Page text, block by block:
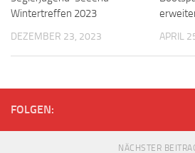
Wintertreffen 2023
DEZEMBER 23, 2023 APRIL
FOLGEN:
NÄCHSTER